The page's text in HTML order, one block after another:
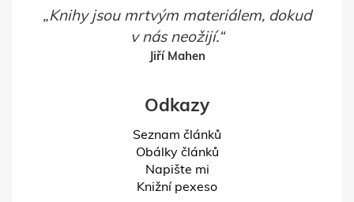
Knihy jsou mrtvým materiálem, dokud
v nás neožijí.
Jiří Mahen
Odkazy
Seznam článků
Obálky článků
Napište mi
Knižní pexeso